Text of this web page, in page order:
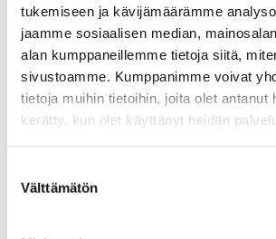
tukemiseen ja kävijämäärämme
jaamme sosiaalisen median,
alan kumppaneillemme tietoja siitä,
sivustoamme. Kumppanimme voivat
tietoja muihin tietoihin, joita olet antanut
kerätty, kun olet käyttänyt heidän
valinta
Välttämätön
Kansikate
Reuna- ja
Alumiinilistat
Kävelysillat ja Taavetit
Kiinnitysvarret